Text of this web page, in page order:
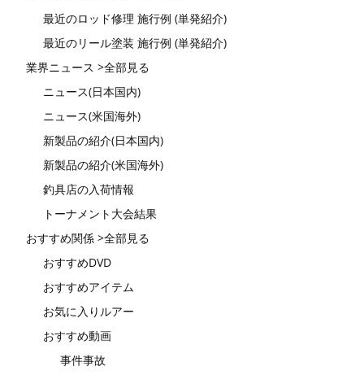
最近のロッド修理 施行例 (単発紹介)
最近のリール塗装 施行例 (単発紹介)
業界ニュース >全部見る
ニュース(日本国内)
ニュース(米国海外)
新製品の紹介(日本国内)
新製品の紹介(米国海外)
釣具店の入荷情報
トーナメント大会結果
おすすめ関係 >全部見る
おすすめDVD
おすすめアイテム
お気に入りルアー
おすすめ動画
事件事故